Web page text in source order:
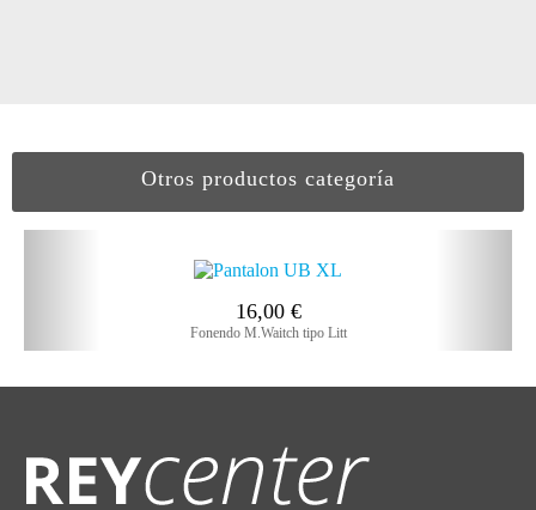
Otros productos categoría
16,00 €
Fonendo M.Waitch tipo Litt